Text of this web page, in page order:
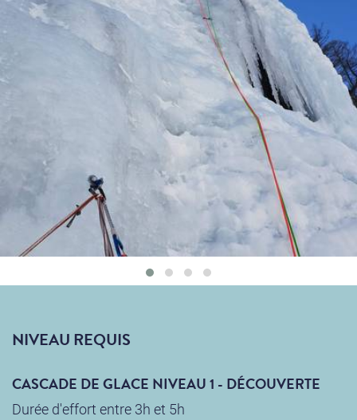
NIVEAU REQUIS
CASCADE DE GLACE NIVEAU 1 - DÉCOUVERTE
Durée d'effort entre 3h et 5h